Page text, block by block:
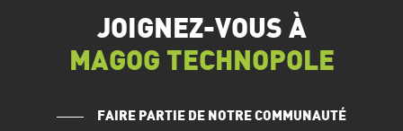
JOIGNEZ-VOUS À
MAGOG TECHNOPOLE
FAIRE PARTIE DE NOTRE COMMUNAUTÉ